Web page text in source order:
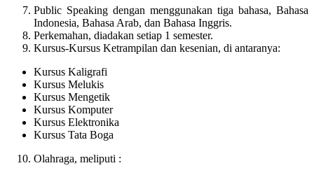
Public Speaking dengan menggunakan tiga bahasa, Bahasa
Indonesia, Bahasa Arab, dan Bahasa Inggris.
Perkemahan, diadakan setiap 1 semester.
Kursus-Kursus Ketrampilan dan kesenian, di antaranya:
Kursus Kaligrafi
Kursus Melukis
Kursus Mengetik
Kursus Komputer
Kursus Elektronika
Kursus Tata Boga
Olahraga, meliputi :